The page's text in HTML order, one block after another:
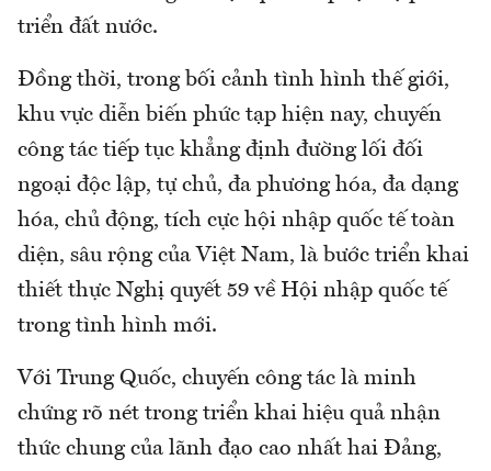
triển đất nước.
Đồng thời, trong bối cảnh tình hình thế giới,
khu vực diễn biến phức tạp hiện nay, chuyến
công tác tiếp tục khẳng định đường lối đối
ngoại độc lập, tự chủ, đa phương hóa, đa dạng
hóa, chủ động, tích cực hội nhập quốc tế toàn
diện, sâu rộng của Việt Nam, là bước triển khai
thiết thực Nghị quyết 59 về Hội nhập quốc tế
trong tình hình mới.
Với Trung Quốc, chuyến công tác là minh
chứng rõ nét trong triển khai hiệu quả nhận
thức chung của lãnh đạo cao nhất hai Đảng,